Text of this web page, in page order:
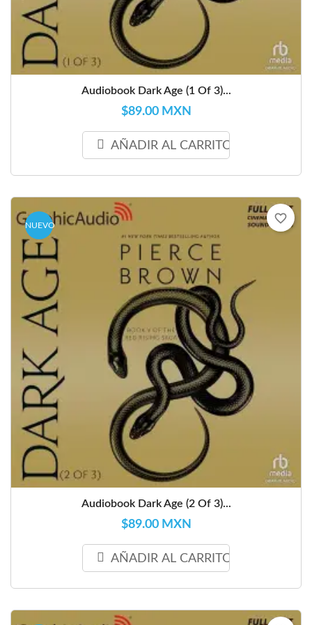
Audiobook Dark Age (1 Of 3)...
$89.00 MXN
AÑADIR AL CARRITO
Audiobook Dark Age (2 Of 3)...
$89.00 MXN
AÑADIR AL CARRITO
NUEVO favorite_border